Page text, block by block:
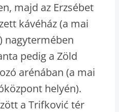
majd az Erzsébet
kávéház (a mai
nagytermében
pedig a Zöld
arénában (a mai
helyén).
a Trifković tér